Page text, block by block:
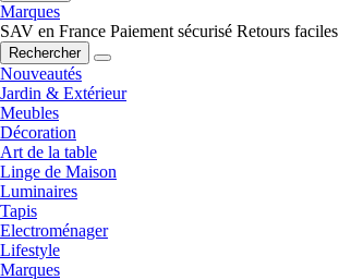
Marques
SAV en France Paiement sécurisé Retours faciles
Rechercher
Nouveautés
Jardin & Extérieur
Meubles
Décoration
Art de la table
Linge de Maison
Luminaires
Tapis
Electroménager
Lifestyle
Marques